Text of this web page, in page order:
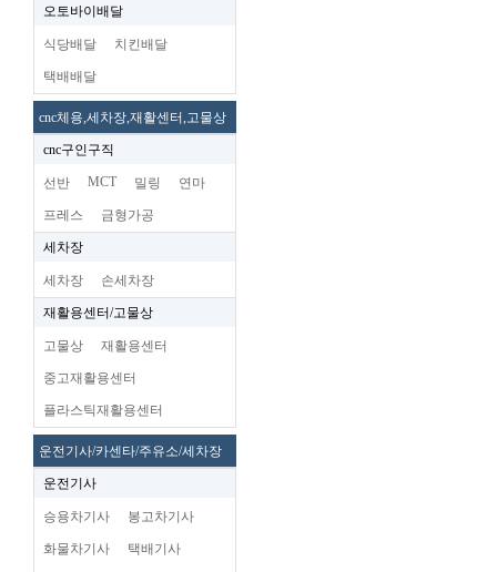
오토바이배달
식당배달 치킨배달
택배배달
cnc체용,세차장,재활센터,고물상
cnc구인구직
선반 MCT 밀링 연마
프레스 금형가공
세차장
세차장 손세차장
재활용센터/고물상
고물상 재활용센터
중고재활용센터
플라스틱재활용센터
운전기사/카센타/주유소/세차장
운전기사
승용차기사 봉고차기사
화물차기사 택배기사